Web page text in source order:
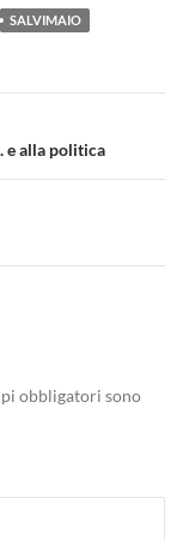
SALVIMAIO
e alla politica
obbligatori sono